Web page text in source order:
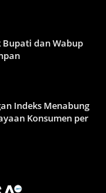
Bupati dan Wabup
Indeks Menabung
Konsumen per